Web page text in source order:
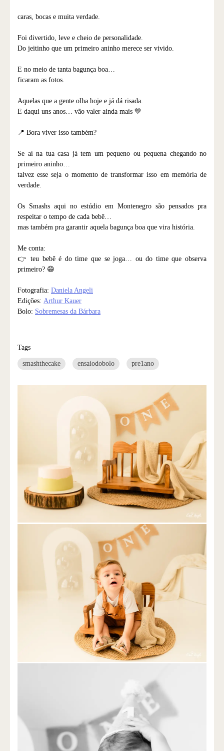
caras, bocas e muita verdade.
Foi divertido, leve e cheio de personalidade.
Do jeitinho que um primeiro aninho merece ser vivido.
E no meio de tanta bagunça boa…
ficaram as fotos.
Aquelas que a gente olha hoje e já dá risada.
E daqui uns anos… vão valer ainda mais 💛
📍 Bora viver isso também?
Se aí na tua casa já tem um pequeno ou pequena chegando no
primeiro aninho…
talvez esse seja o momento de transformar isso em memória de
verdade.
Os Smashs aqui no estúdio em Montenegro são pensados pra
respeitar o tempo de cada bebê…
mas também pra garantir aquela bagunça boa que vira história.
Me conta:
👉 teu bebê é do time que se joga… ou do time que observa
primeiro? 😄
Fotografia: Daniela Angeli
Edições: Arthur Kauer
Bolo: Sobremesas da Bárbara
Tags
smashthecake ensaiodobolo pre1ano